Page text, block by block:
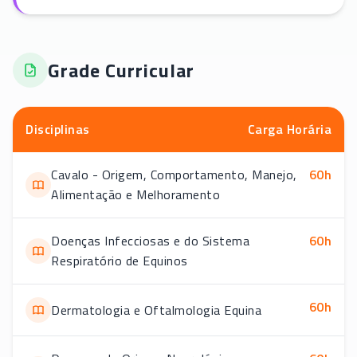
Grade Curricular
Disciplinas Carga Horária
Cavalo - Origem, Comportamento, Manejo,
Alimentação e Melhoramento
60h
Doenças Infecciosas e do Sistema
Respiratório de Equinos
60h
Dermatologia e Oftalmologia Equina 60h